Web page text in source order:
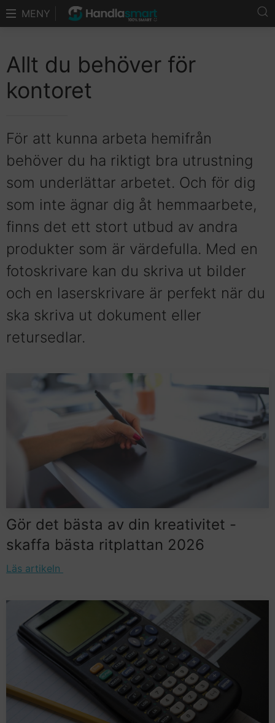
MENY
Allt du behöver för
kontoret
För att kunna arbeta hemifrån
behöver du ha riktigt bra utrustning
som underlättar arbetet. Och för dig
som inte ägnar dig åt hemmaarbete,
finns det ett stort utbud av andra
produkter som är värdefulla. Med en
fotoskrivare kan du skriva ut bilder
och en laserskrivare är perfekt när du
ska skriva ut dokument eller
retursedlar.
Gör det bästa av din kreativitet -
skaffa bästa ritplattan 2026
Läs artikeln